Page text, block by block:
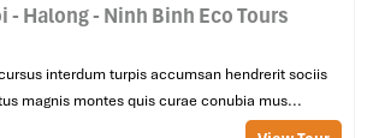
- Halong - Ninh Binh Eco Tours
interdum turpis accumsan hendrerit sociis
magnis montes quis curae conubia mus...